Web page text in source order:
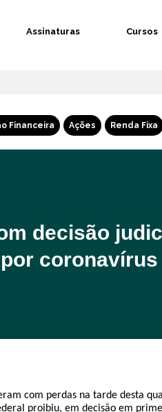
Assinaturas Cursos
Financeira Ações Renda Fixa
decisão
coronavírus
com perdas na tarde desta
proibiu, em decisão em